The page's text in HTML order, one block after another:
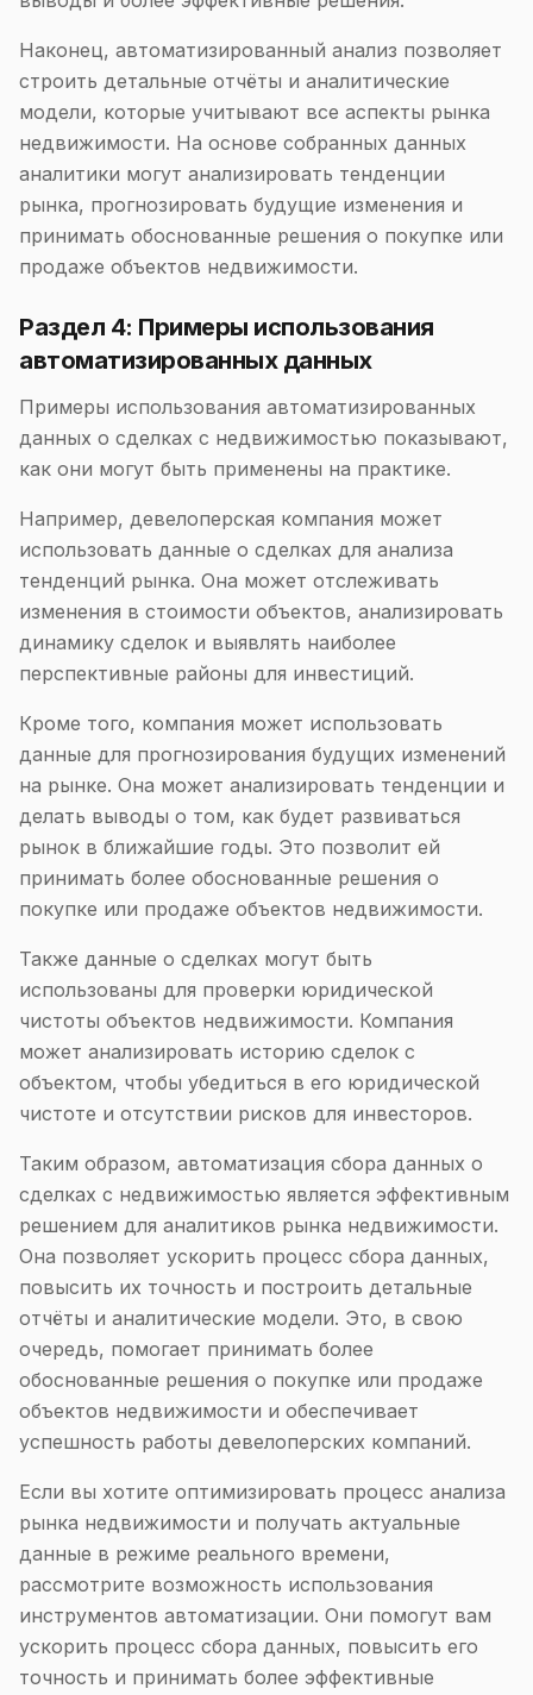
Наконец, автоматизированный анализ позволяет
строить детальные отчёты и аналитические
модели, которые учитывают все аспекты рынка
недвижимости. На основе собранных данных
аналитики могут анализировать тенденции
рынка, прогнозировать будущие изменения и
принимать обоснованные решения о покупке или
продаже объектов недвижимости.
Раздел 4: Примеры использования
автоматизированных данных
Примеры использования автоматизированных
данных о сделках с недвижимостью показывают,
как они могут быть применены на практике.
Например, девелоперская компания может
использовать данные о сделках для анализа
тенденций рынка. Она может отслеживать
изменения в стоимости объектов, анализировать
динамику сделок и выявлять наиболее
перспективные районы для инвестиций.
Кроме того, компания может использовать
данные для прогнозирования будущих изменений
на рынке. Она может анализировать тенденции и
делать выводы о том, как будет развиваться
рынок в ближайшие годы. Это позволит ей
принимать более обоснованные решения о
покупке или продаже объектов недвижимости.
Также данные о сделках могут быть
использованы для проверки юридической
чистоты объектов недвижимости. Компания
может анализировать историю сделок с
объектом, чтобы убедиться в его юридической
чистоте и отсутствии рисков для инвесторов.
Таким образом, автоматизация сбора данных о
сделках с недвижимостью является эффективным
решением для аналитиков рынка недвижимости.
Она позволяет ускорить процесс сбора данных,
повысить их точность и построить детальные
отчёты и аналитические модели. Это, в свою
очередь, помогает принимать более
обоснованные решения о покупке или продаже
объектов недвижимости и обеспечивает
успешность работы девелоперских компаний.
Если вы хотите оптимизировать процесс анализа
рынка недвижимости и получать актуальные
данные в режиме реального времени,
рассмотрите возможность использования
инструментов автоматизации. Они помогут вам
ускорить процесс сбора данных, повысить его
точность и принимать более эффективные